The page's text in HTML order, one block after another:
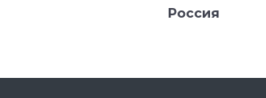
Россия